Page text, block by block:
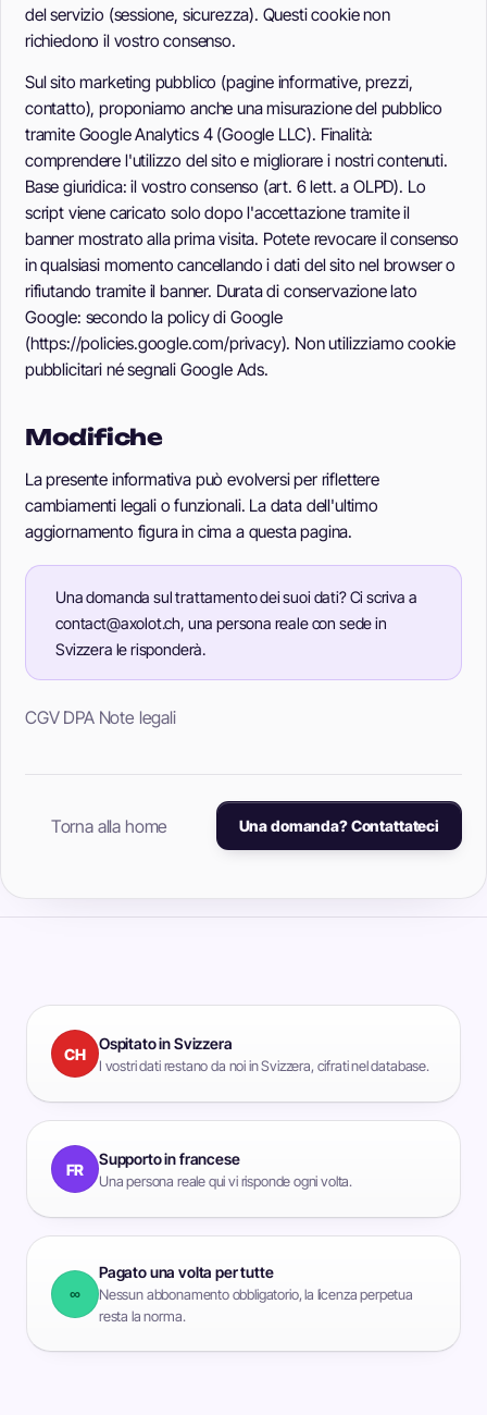
del servizio (sessione, sicurezza). Questi cookie non
richiedono il vostro consenso.
Sul sito marketing pubblico (pagine informative, prezzi,
contatto), proponiamo anche una misurazione del pubblico
tramite Google Analytics 4 (Google LLC). Finalità:
comprendere l'utilizzo del sito e migliorare i nostri contenuti.
Base giuridica: il vostro consenso (art. 6 lett. a OLPD). Lo
script viene caricato solo dopo l'accettazione tramite il
banner mostrato alla prima visita. Potete revocare il consenso
in qualsiasi momento cancellando i dati del sito nel browser o
rifiutando tramite il banner. Durata di conservazione lato
Google: secondo la policy di Google
(https://policies.google.com/privacy). Non utilizziamo cookie
pubblicitari né segnali Google Ads.
Modifiche
La presente informativa può evolversi per riflettere
cambiamenti legali o funzionali. La data dell'ultimo
aggiornamento figura in cima a questa pagina.
Una domanda sul trattamento dei suoi dati? Ci scriva a
contact@axolot.ch, una persona reale con sede in
Svizzera le risponderà.
CGV DPA Note legali
Torna alla home Una domanda? Contattateci
CH
Ospitato in Svizzera
I vostri dati restano da noi in Svizzera, cifrati nel database.
FR
Supporto in francese
Una persona reale qui vi risponde ogni volta.
∞
Pagato una volta per tutte
Nessun abbonamento obbligatorio, la licenza perpetua
resta la norma.